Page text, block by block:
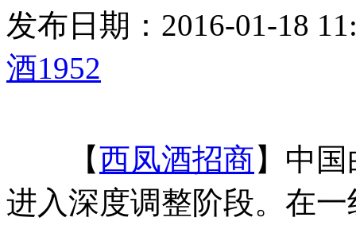
发布日期：2016-01-18
酒1952
【西凤酒招商】中
进入深度调整阶段。在